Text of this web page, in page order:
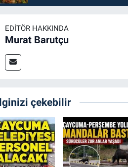
EDITÖR HAKKINDA
Murat Barutçu
çekebilir